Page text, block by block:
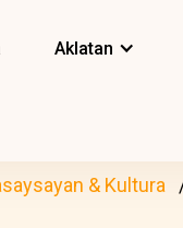
Aklatan
& Kultura